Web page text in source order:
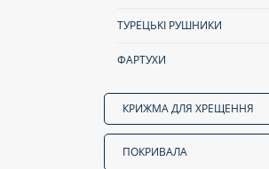
ТУРЕЦЬКІ РУШНИКИ
ФАРТУХИ
КРИЖМА ДЛЯ ХРЕЩЕННЯ
ПОКРИВАЛА